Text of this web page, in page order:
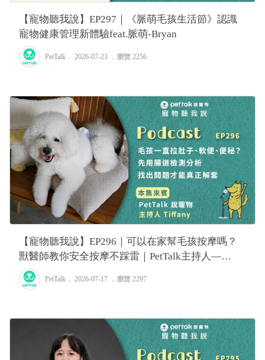
【寵物聽我說】EP297｜《脈萌毛孩生活節》認識
寵物健康管理新體驗feat.脈萌-Bryan
PetTalk ． 2026-07-23 ． 瀏覽 2256
【寵物聽我說】EP296｜可以在家幫毛孩按摩嗎？
獸醫師教你安全按摩不踩雷｜PetTalk主持人—
Tiffany
PetTalk ． 2026-07-17 ． 瀏覽 2297